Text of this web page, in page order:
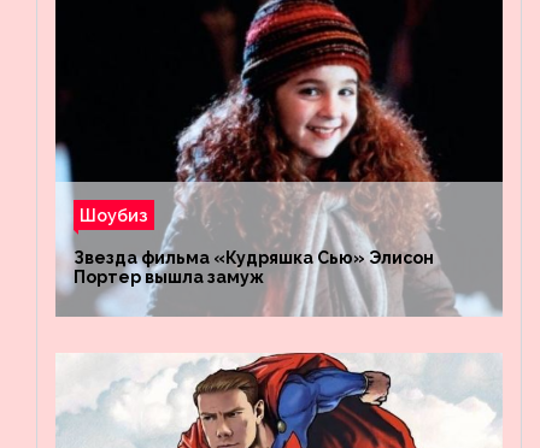
Шоубиз
Звезда фильма «Кудряшка Сью» Элисон
Портер вышла замуж